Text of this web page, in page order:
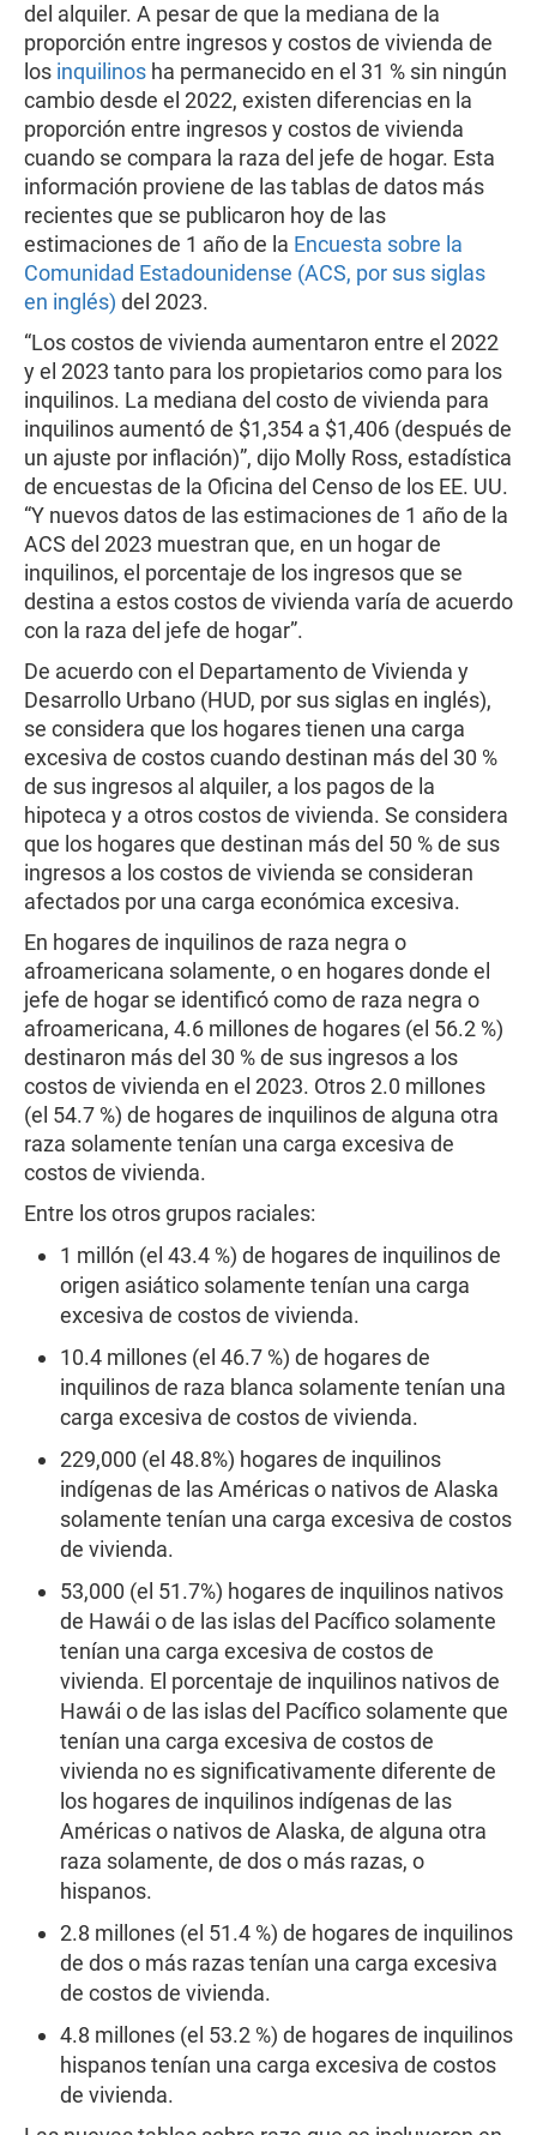
del alquiler. A pesar de que la mediana de la
proporción entre ingresos y costos de vivienda de
los inquilinos ha permanecido en el 31 % sin ningún
cambio desde el 2022, existen diferencias en la
proporción entre ingresos y costos de vivienda
cuando se compara la raza del jefe de hogar. Esta
información proviene de las tablas de datos más
recientes que se publicaron hoy de las
estimaciones de 1 año de la Encuesta sobre la
Comunidad Estadounidense (ACS, por sus siglas
en inglés) del 2023.
“Los costos de vivienda aumentaron entre el 2022
y el 2023 tanto para los propietarios como para los
inquilinos. La mediana del costo de vivienda para
inquilinos aumentó de $1,354 a $1,406 (después de
un ajuste por inflación)”, dijo Molly Ross, estadística
de encuestas de la Oficina del Censo de los EE. UU.
“Y nuevos datos de las estimaciones de 1 año de la
ACS del 2023 muestran que, en un hogar de
inquilinos, el porcentaje de los ingresos que se
destina a estos costos de vivienda varía de acuerdo
con la raza del jefe de hogar”.
De acuerdo con el Departamento de Vivienda y
Desarrollo Urbano (HUD, por sus siglas en inglés),
se considera que los hogares tienen una carga
excesiva de costos cuando destinan más del 30 %
de sus ingresos al alquiler, a los pagos de la
hipoteca y a otros costos de vivienda. Se considera
que los hogares que destinan más del 50 % de sus
ingresos a los costos de vivienda se consideran
afectados por una carga económica excesiva.
En hogares de inquilinos de raza negra o
afroamericana solamente, o en hogares donde el
jefe de hogar se identificó como de raza negra o
afroamericana, 4.6 millones de hogares (el 56.2 %)
destinaron más del 30 % de sus ingresos a los
costos de vivienda en el 2023. Otros 2.0 millones
(el 54.7 %) de hogares de inquilinos de alguna otra
raza solamente tenían una carga excesiva de
costos de vivienda.
Entre los otros grupos raciales:
1 millón (el 43.4 %) de hogares de inquilinos de
origen asiático solamente tenían una carga
excesiva de costos de vivienda.
10.4 millones (el 46.7 %) de hogares de
inquilinos de raza blanca solamente tenían una
carga excesiva de costos de vivienda.
229,000 (el 48.8%) hogares de inquilinos
indígenas de las Américas o nativos de Alaska
solamente tenían una carga excesiva de costos
de vivienda.
53,000 (el 51.7%) hogares de inquilinos nativos
de Hawái o de las islas del Pacífico solamente
tenían una carga excesiva de costos de
vivienda. El porcentaje de inquilinos nativos de
Hawái o de las islas del Pacífico solamente que
tenían una carga excesiva de costos de
vivienda no es significativamente diferente de
los hogares de inquilinos indígenas de las
Américas o nativos de Alaska, de alguna otra
raza solamente, de dos o más razas, o
hispanos.
2.8 millones (el 51.4 %) de hogares de inquilinos
de dos o más razas tenían una carga excesiva
de costos de vivienda.
4.8 millones (el 53.2 %) de hogares de inquilinos
hispanos tenían una carga excesiva de costos
de vivienda.